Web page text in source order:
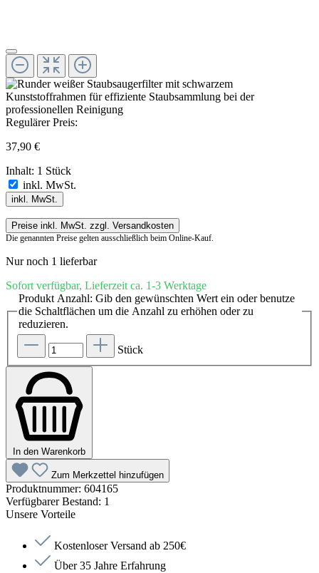
Regulärer Preis:
37,90 €
Inhalt: 1 Stück
inkl. MwSt.
inkl. MwSt.
Preise inkl. MwSt. zzgl. Versandkosten
Die genannten Preise gelten ausschließlich beim Online-Kauf.
Nur noch 1 lieferbar
Sofort verfügbar, Lieferzeit ca. 1-3 Werktage
Produkt Anzahl: Gib den gewünschten Wert ein oder benutze
die Schaltflächen um die Anzahl zu erhöhen oder zu
reduzieren.
Stück
In den Warenkorb
Zum Merkzettel hinzufügen
Produktnummer: 604165
Verfügbarer Bestand: 1
Unsere Vorteile
Kostenloser Versand ab 250€
Über 35 Jahre Erfahrung